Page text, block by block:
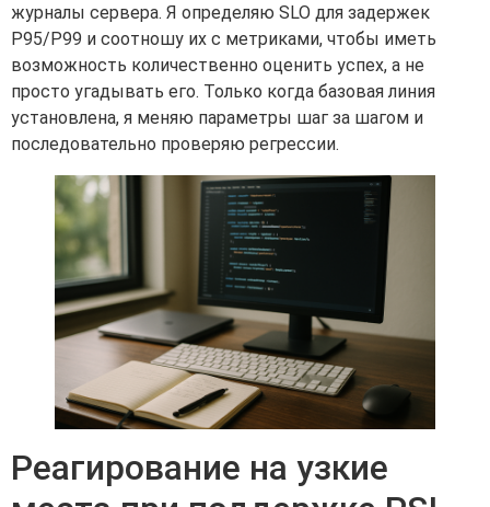
журналы сервера. Я определяю SLO для задержек
P95/P99 и соотношу их с метриками, чтобы иметь
возможность количественно оценить успех, а не
просто угадывать его. Только когда базовая линия
установлена, я меняю параметры шаг за шагом и
последовательно проверяю регрессии.
Реагирование на узкие